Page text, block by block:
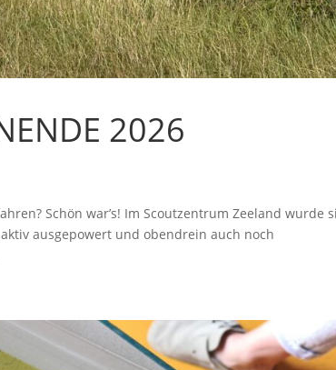
2026
Schön war’s! Im Scoutzentrum Zeeland wurde
ausgepowert und obendrein auch noch